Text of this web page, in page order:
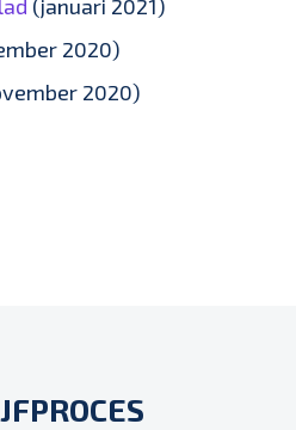
(januari 2021)
2020)
2020)